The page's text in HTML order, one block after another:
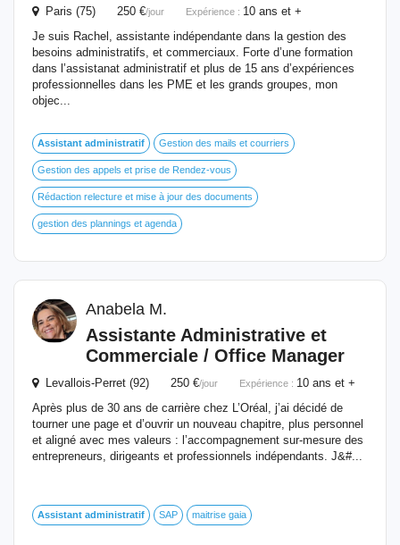
Paris (75) 250 €/jour Expérience : 10 ans et +
Je suis Rachel, assistante indépendante dans la gestion des
besoins administratifs, et commerciaux. Forte d’une formation
dans l’assistanat administratif et plus de 15 ans d’expériences
professionnelles dans les PME et les grands groupes, mon
objec...
Assistant administratif Gestion des mails et courriers
Gestion des appels et prise de Rendez-vous
Rédaction relecture et mise à jour des documents
gestion des plannings et agenda
Anabela M.
Assistante Administrative et
Commerciale / Office Manager
Levallois-Perret (92) 250 €/jour Expérience : 10 ans et +
Après plus de 30 ans de carrière chez L’Oréal, j’ai décidé de
tourner une page et d’ouvrir un nouveau chapitre, plus personnel
et aligné avec mes valeurs : l’accompagnement sur-mesure des
entrepreneurs, dirigeants et professionnels indépendants. J&#...
Assistant administratif SAP maitrise gaia